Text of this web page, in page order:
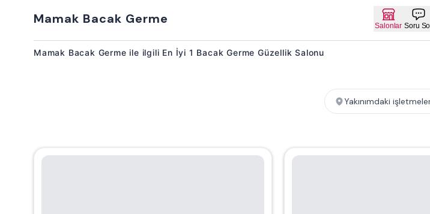
Mamak Bacak Germe Salonlar Soru
Mamak Bacak Germe ile ilgili En İyi 1 Bacak Germe Güzellik Salonu
Yakınımdaki